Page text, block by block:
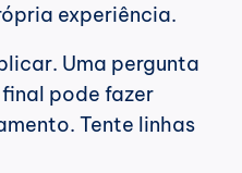
experiência.
Uma pergunta
pode fazer
Tente linhas